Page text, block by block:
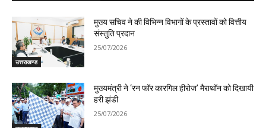
उत्तराखण्ड
मुख्य सचिव ने की विभिन्न विभागों के प्रस्तावों को वित्तीय
संस्तुति प्रदान
25/07/2026
मुख्यमंत्री ने ‘रन फॉर कारगिल हीरोज’ मैराथॉन को दिखायी
हरी झंडी
25/07/2026